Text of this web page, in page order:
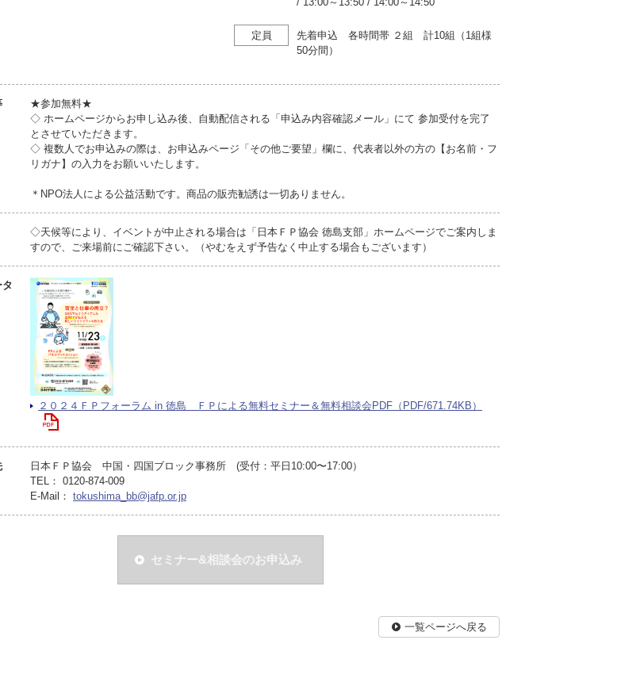
定員
先着申込 各時間帯 ２組 計10組（1組様
50分間）
★参加無料★
◇ ホームページからお申し込み後、自動配信される「申込み内容確認メール」にて 参加受付を完了
とさせていただきます。
◇ 複数人でお申込みの際は、お申込みページ「その他ご要望」欄に、代表者以外の方の【お名前・フ
リガナ】の入力をお願いいたします。
＊NPO法人による公益活動です。商品の販売勧誘は一切ありません。
◇天候等により、イベントが中止される場合は「日本ＦＰ協会 徳島支部」ホームページでご案内しま
すので、ご来場前にご確認下さい。（やむをえず予告なく中止する場合もございます）
２０２４ＦＰフォーラム in 徳島 ＦＰによる無料セミナー＆無料相談会PDF（PDF/671.74KB）
日本ＦＰ協会 中国・四国ブロック事務所 (受付：平日10:00〜17:00）
TEL： 0120-874-009
E-Mail： tokushima_bb@jafp.or.jp
セミナー&相談会のお申込み
一覧ページへ戻る